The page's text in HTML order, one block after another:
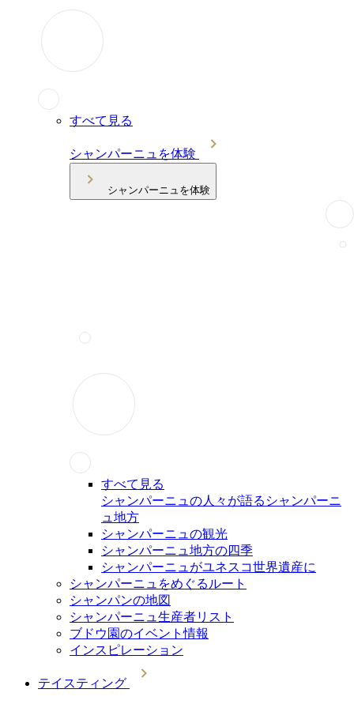
すべて見る
シャンパーニュを体験
シャンパーニュを体験
すべて見る
シャンパーニュの人々が語るシャンパーニ
ュ地方
シャンパーニュの観光
シャンパーニュ地方の四季
シャンパーニュがユネスコ世界遺産に
シャンパーニュをめぐるルート
シャンパンの地図
シャンパーニュ生産者リスト
ブドウ園のイベント情報
インスピレーション
テイスティング